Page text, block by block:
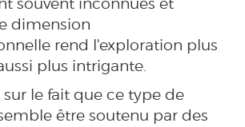
dimension
rend l'exploration plus
plus intrigante.
le fait que ce type de
être soutenu par des